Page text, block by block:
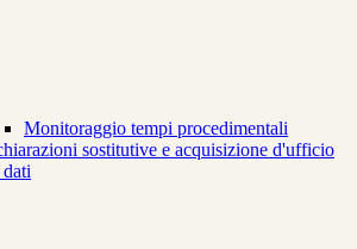
Monitoraggio tempi procedimentali
sostitutive e acquisizione d'ufficio